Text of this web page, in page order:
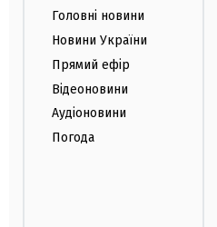
Головні новини
Новини України
Прямий ефір
Відеоновини
Аудіоновини
Погода